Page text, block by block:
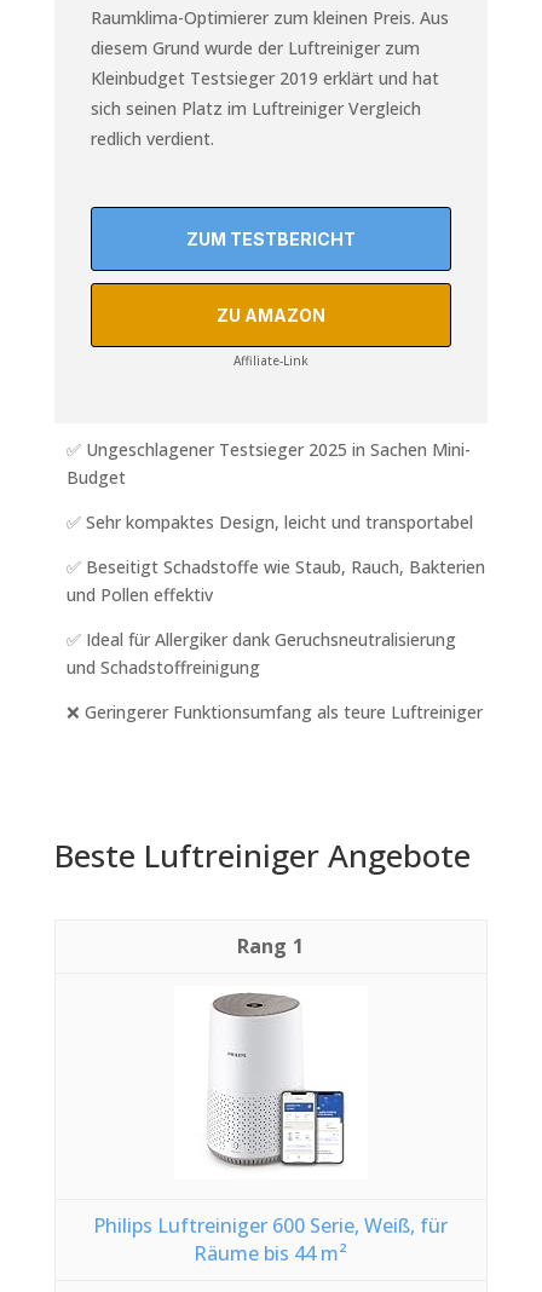
Raumklima-Optimierer zum kleinen Preis. Aus
diesem Grund wurde der Luftreiniger zum
Kleinbudget Testsieger 2019 erklärt und hat
sich seinen Platz im Luftreiniger Vergleich
redlich verdient.
ZUM TESTBERICHT
ZU AMAZON
Affiliate-Link
✅ Ungeschlagener Testsieger 2025 in Sachen Mini-
Budget
✅ Sehr kompaktes Design, leicht und transportabel
✅ Beseitigt Schadstoffe wie Staub, Rauch, Bakterien
und Pollen effektiv
✅ Ideal für Allergiker dank Geruchsneutralisierung
und Schadstoffreinigung
❌ Geringerer Funktionsumfang als teure Luftreiniger
Beste Luftreiniger Angebote
1
Philips Luftreiniger 600 Serie, Weiß, für
Räume bis 44 m²